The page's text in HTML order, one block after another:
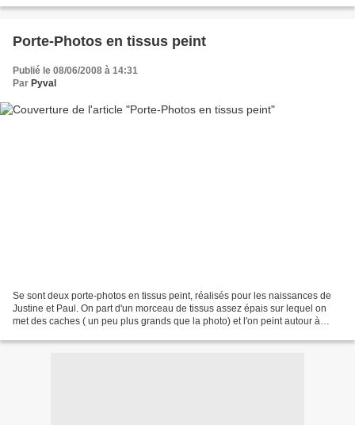
Porte-Photos en tissus peint
Publié le 08/06/2008 à 14:31
Par Pyval
Se sont deux porte-photos en tissus peint, réalisés pour les naissances de
Justine et Paul. On part d'un morceau de tissus assez épais sur lequel on
met des caches ( un peu plus grands que la photo) et l'on peint autour à